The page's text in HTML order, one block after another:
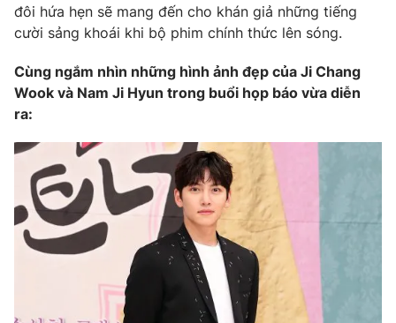
Video Shorts video
VTV Money VTV Thể thao
VTV Sức khoẻ Bất động sản
Thị trường 24h Tấm lòng Việt
VTV4 Vươn mình bằng AI
VTV8
đôi hứa hẹn sẽ mang đến cho khán giả những tiếng
cười sảng khoái khi bộ phim chính thức lên sóng.
Cùng ngắm nhìn những hình ảnh đẹp của Ji Chang
Wook và Nam Ji Hyun trong buổi họp báo vừa diễn
ra: